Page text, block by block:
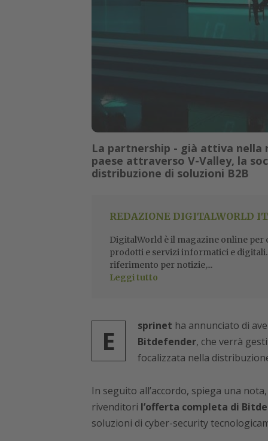
La partnership - già attiva nella
paese attraverso V-Valley, la
distribuzione di soluzioni B2B
REDAZIONE DIGITALWORLD
DigitalWorld è il magazine online per
prodotti e servizi informatici e
riferimento per notizie,...
Leggi tutto
E sprinet ha annunciato di
Bitdefender, che verrà
focalizzata nella
In seguito all’accordo, spiega una
rivenditori l’offerta completa di
soluzioni di cyber-security